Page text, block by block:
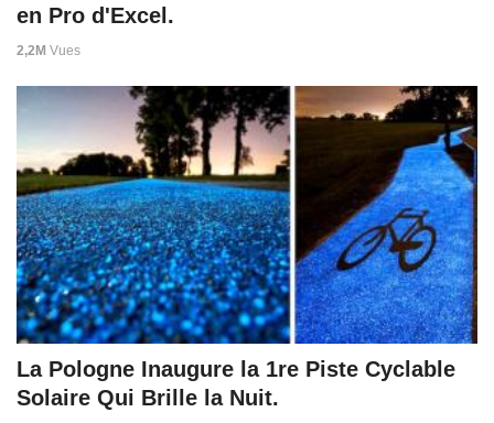
en Pro d'Excel.
2,2M Vues
La Pologne Inaugure la 1re Piste Cyclable
Solaire Qui Brille la Nuit.